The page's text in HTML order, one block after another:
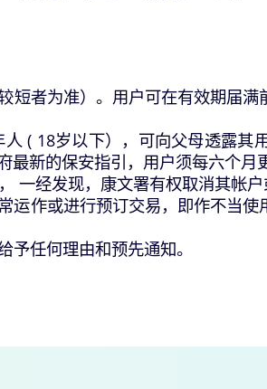
者为准）。用户可在有效期届
( 18岁以下），可向父母透露其
新的保安指引，用户须每六个月
一经发现，康文署有权取消其帐户
作或进行预订交易，即作不当
任何理由和预先通知。